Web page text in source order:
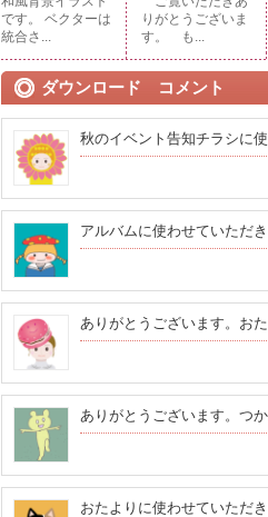
です。 ベクターは
統合さ...
りがとうございま
す。 も...
ダウンロード コメント
秋のイベント告知チラシに
アルバムに使わせていただ
ありがとうございます。お
ありがとうございます。つ
おたよりに使わせていただき